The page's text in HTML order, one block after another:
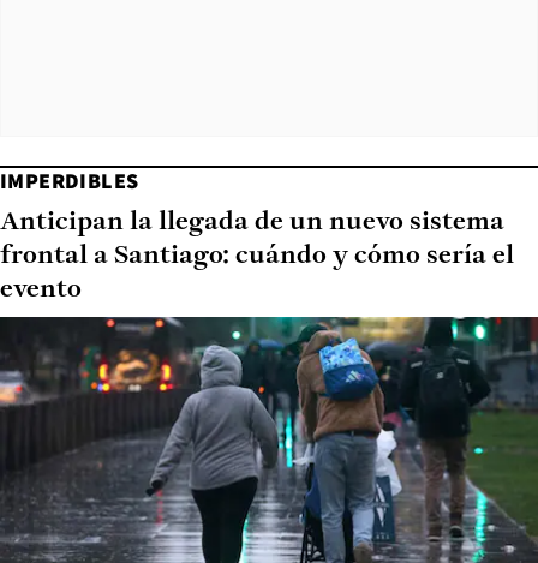
IMPERDIBLES
Anticipan la llegada de un nuevo sistema
frontal a Santiago: cuándo y cómo sería el
evento